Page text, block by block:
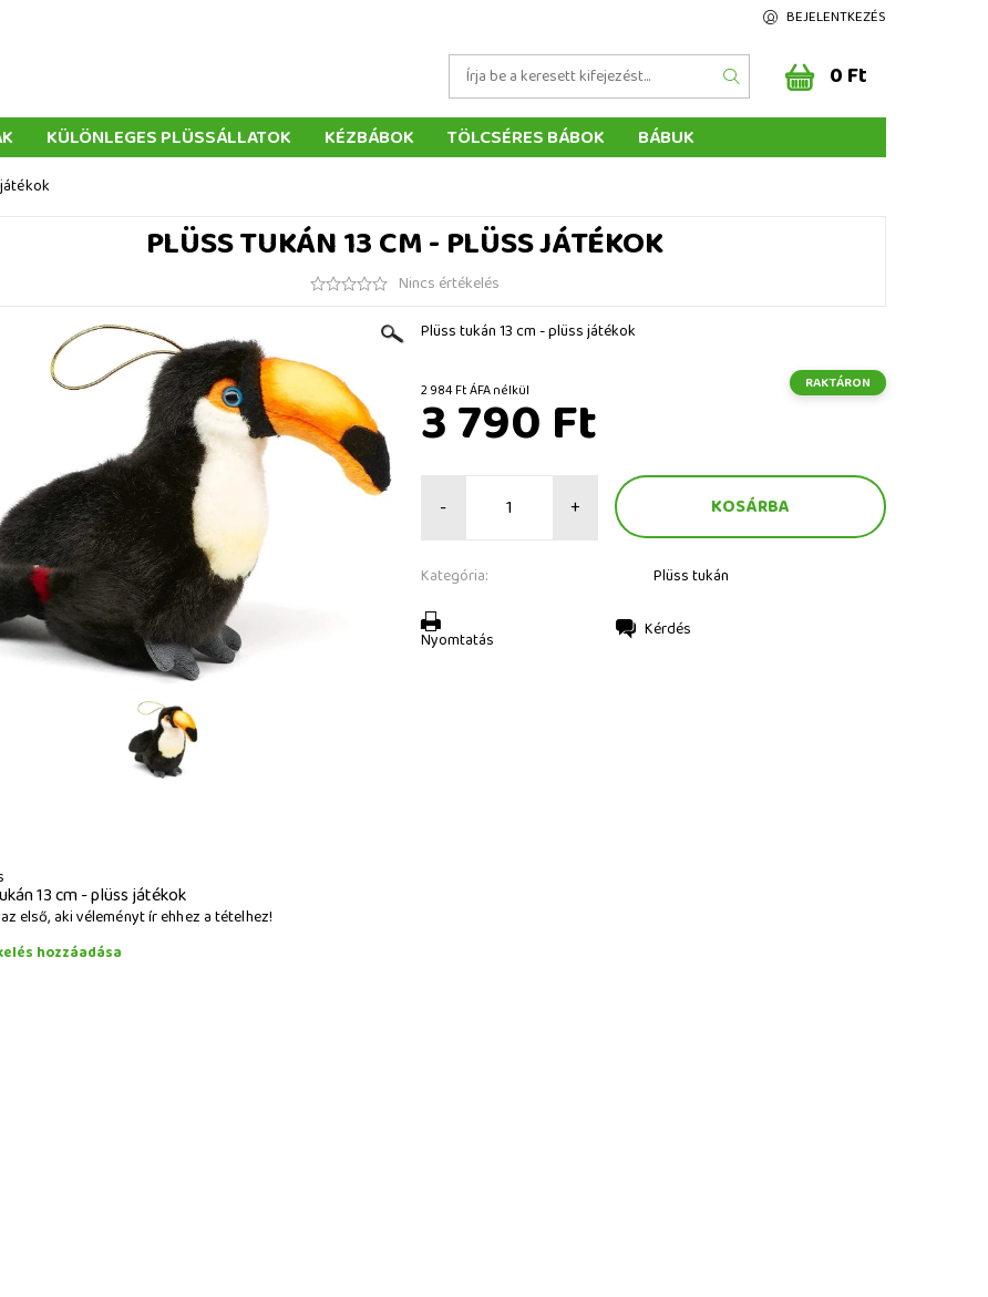
BEJELENTKEZÉS
0 Ft
KÜLÖNLEGES PLÜSSÁLLATOK KÉZBÁBOK TÖLCSÉRES BÁBOK
BÁBUK
PLÜSS TUKÁN 13 CM - PLÜSS JÁTÉKOK
Nincs értékelés
Plüss tukán 13 cm - plüss játékok
2 984 Ft ÁFA nélkül RAKTÁRON
3 790 Ft
- +
Kategória: Plüss tukán
Nyomtatás Kérdés
13 cm - plüss játékok
első, aki véleményt ír ehhez a tételhez!
hozzáadása